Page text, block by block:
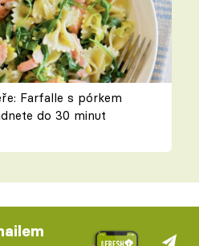
Farfalle s pórkem
do 30 minut